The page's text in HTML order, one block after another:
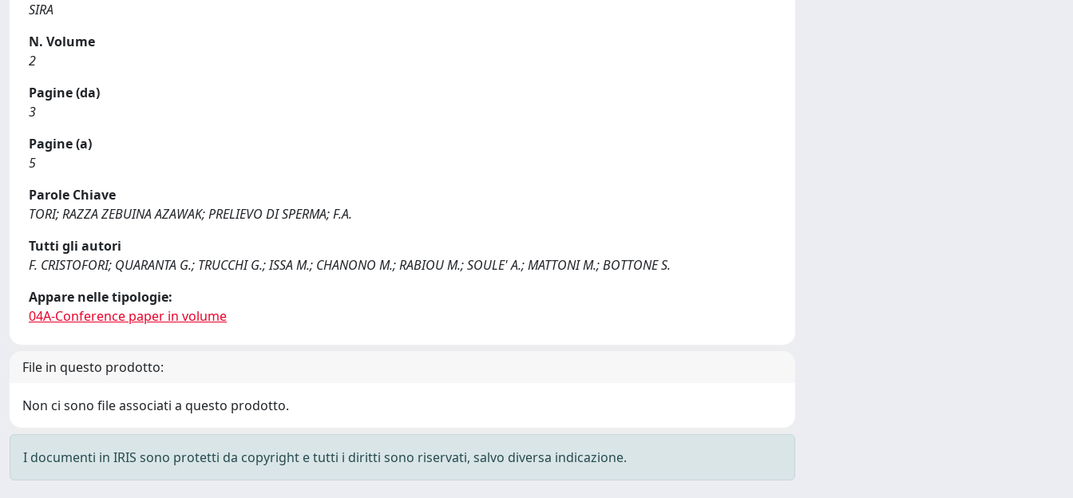
SIRA
N. Volume
2
Pagine (da)
3
Pagine (a)
5
Parole Chiave
TORI; RAZZA ZEBUINA AZAWAK; PRELIEVO DI SPERMA; F.A.
Tutti gli autori
F. CRISTOFORI; QUARANTA G.; TRUCCHI G.; ISSA M.; CHANONO M.; RABIOU M.; SOULE' A.; MATTONI M.; BOTTONE S.
Appare nelle tipologie:
04A-Conference paper in volume
File in questo prodotto:
Non ci sono file associati a questo prodotto.
I documenti in IRIS sono protetti da copyright e tutti i diritti sono riservati, salvo diversa indicazione.